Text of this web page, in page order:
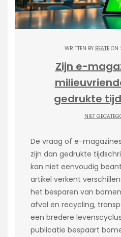
WRITTEN BY BEATE ON
Zijn e-
gedrukte
NIET
De vraag of e-
zijn dan gedrukte
kan niet eenvoudig
artikel verkent
het besparen van
afval en recycling,
een bredere
publicatie bespaart